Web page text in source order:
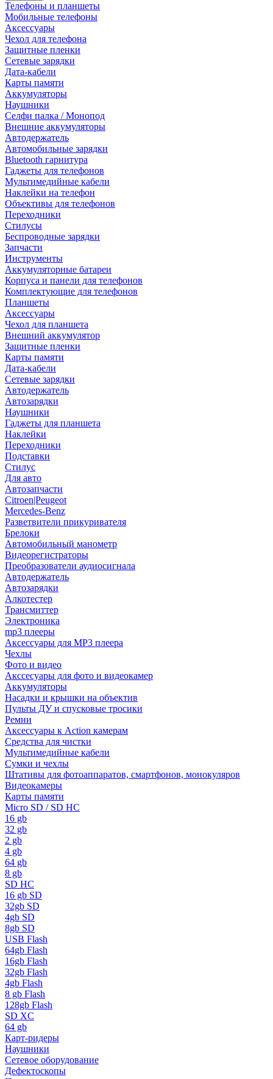
Телефоны и планшеты
Мобильные телефоны
Аксессуары
Чехол для телефона
Защитные пленки
Сетевые зарядки
Дата-кабели
Карты памяти
Аккумуляторы
Наушники
Селфи палка / Монопод
Внешние аккумуляторы
Автодержатель
Автомобильные зарядки
Bluetooth гарнитура
Гаджеты для телефонов
Мультимедийные кабели
Наклейки на телефон
Объективы для телефонов
Переходники
Стилусы
Беспроводные зарядки
Запчасти
Инструменты
Аккумуляторные батареи
Корпуса и панели для телефонов
Комплектующие для телефонов
Планшеты
Аксессуары
Чехол для планшета
Внешний аккумулятор
Защитные пленки
Карты памяти
Дата-кабели
Сетевые зарядки
Автодержатель
Автозарядки
Наушники
Гаджеты для планшета
Наклейки
Переходники
Подставки
Стилус
Для авто
Автозапчасти
Citroen|Peugeot
Mercedes-Benz
Разветвители прикуривателя
Брелоки
Автомобильный манометр
Видеорегистраторы
Преобразователи аудиосигнала
Автодержатель
Автозарядки
Алкотестер
Трансмиттер
Электроника
mp3 плееры
Аксессуары для MP3 плеера
Чехлы
Фото и видео
Акссесуары для фото и видеокамер
Аккумуляторы
Насадки и крышки на объектив
Пульты ДУ и спусковые тросики
Ремни
Аксессуары к Action камерам
Средства для чистки
Мультимедийные кабели
Сумки и чехлы
Штативы для фотоаппаратов, смартфонов, монокуляров
Видеокамеры
Карты памяти
Micro SD / SD HC
16 gb
32 gb
2 gb
4 gb
64 gb
8 gb
SD HC
16 gb SD
32gb SD
4gb SD
8gb SD
USB Flash
64gb Flash
16gb Flash
32gb Flash
4gb Flash
8 gb Flash
128gb Flash
SD XC
64 gb
Карт-ридеры
Наушники
Сетевое оборудование
Дефектоскопы